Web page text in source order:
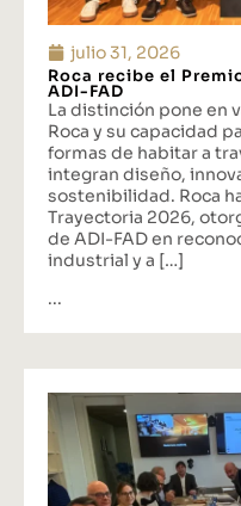
julio 31, 2026
Roca recibe el
ADI-FAD
La distinción pone en
Roca y su capacidad
formas de habitar a
integran diseño,
sostenibilidad. Roca
Trayectoria 2026,
de ADI-FAD en
industrial y a […]
...